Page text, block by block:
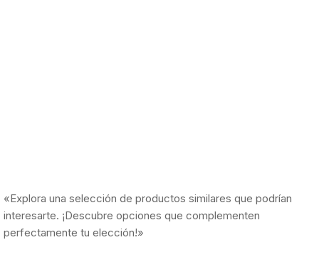
«Explora una selección de productos similares que podrían
interesarte. ¡Descubre opciones que complementen
perfectamente tu elección!»